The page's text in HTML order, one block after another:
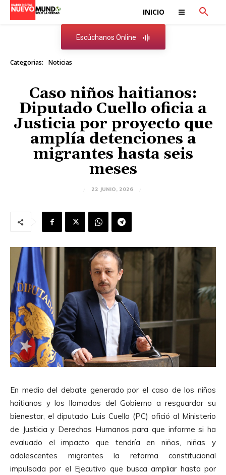
INICIO
Escúchanos Online
Categorias: Noticias
Caso niños haitianos:
Diputado Cuello oficia a
Justicia por proyecto que
amplía detenciones a
migrantes hasta seis
meses
22 JUNIO, 2026
En medio del debate generado por el caso de los niños
haitianos y los llamados del Gobierno a resguardar su
bienestar, el diputado Luis Cuello (PC) ofició al Ministerio
de Justicia y Derechos Humanos para que informe si ha
evaluado el impacto que tendría en niños, niñas y
adolescentes migrantes la reforma constitucional
impulsada por el Ejecutivo que busca ampliar hasta por